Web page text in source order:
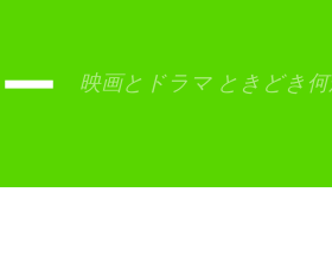
映画とドラマ ときどき